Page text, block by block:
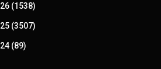
(1538)
(3507)
(89)